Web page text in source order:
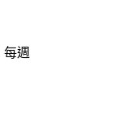
每週